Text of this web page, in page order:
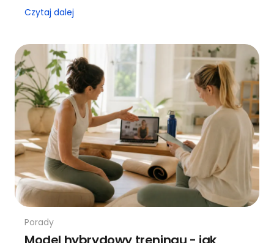
Czytaj dalej
Porady